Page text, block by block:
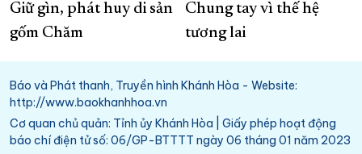
Giữ gìn, phát huy di sản
gốm Chăm
Chung tay vì thế hệ
tương lai
Báo và Phát thanh, Truyền hình Khánh Hòa - Website:
http://www.baokhanhhoa.vn
Cơ quan chủ quản: Tỉnh ủy Khánh Hòa | Giấy phép hoạt động
báo chí điện tử số: 06/GP-BTTTT ngày 06 tháng 01 năm 2023